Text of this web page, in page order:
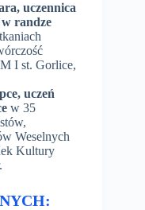
uczennica
randze
I st. Gorlice,
uczeń
w 35
Weselnych
Kultury